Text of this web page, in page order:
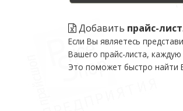
Добавить прайс-лист.
Если Вы являетесь
Вашего прайс-листа,
Это поможет быстро найти